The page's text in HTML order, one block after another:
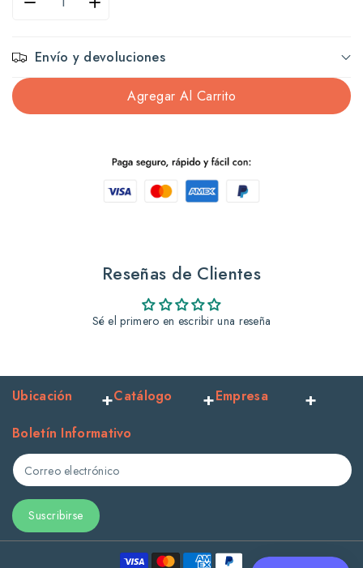
Reducir
cantidad
para
Vital
Aumentar
cantidad
para
Vital
Fuerte
275Ml
Jarabe
Envío y devoluciones
Agregar Al Carrito
Reseñas de Clientes
Sé el primero en escribir una reseña
Ubicación Catálogo
Empresa
Boletín Informativo
Correo electrónico
Suscribirse
Formas